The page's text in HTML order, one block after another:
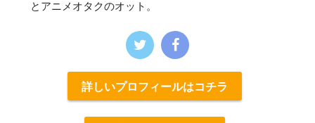
とアニメオタクのオット。
詳しいプロフィールはコチラ